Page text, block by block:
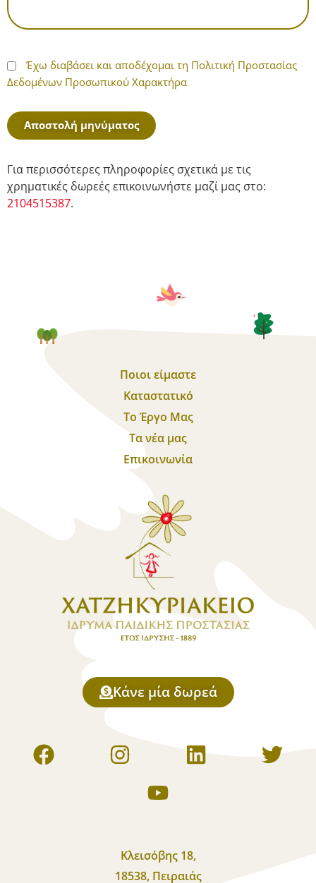
Έχω διαβάσει και αποδέχομαι τη Πολιτική Προστασίας
Δεδομένων Προσωπικού Χαρακτήρα
Αποστολή μηνύματος
Για περισσότερες πληροφορίες σχετικά με τις
χρηματικές δωρεές επικοινωνήστε μαζί μας στο:
2104515387.
Ποιοι είμαστε
Καταστατικό
Το Έργο Μας
Τα νέα μας
Επικοινωνία
Κάνε μία δωρεά
Κλεισόβης 18,
18538, Πειραιάς